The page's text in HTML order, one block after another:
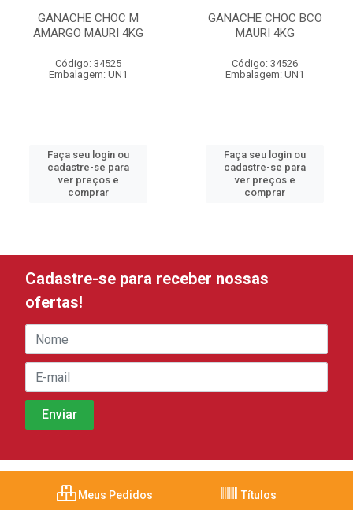
GANACHE CHOC M
AMARGO MAURI 4KG
Código: 34525
Embalagem: UN1
Faça seu login ou
cadastre-se para
ver preços e
comprar
GANACHE CHOC BCO
MAURI 4KG
Código: 34526
Embalagem: UN1
Faça seu login ou
cadastre-se para
ver preços e
comprar
Cadastre-se para receber nossas
ofertas!
Meus Pedidos Títulos